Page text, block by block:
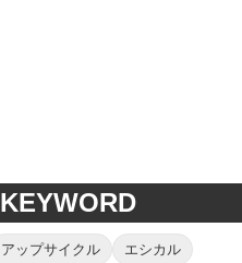
KEYWORD
アップサイクル
エシカル